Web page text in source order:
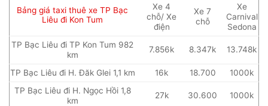
Bảng giá taxi thuê xe TP Bạc
Liêu đi Kon Tum
Xe 4
chỗ/ Xe
điện
Xe 7
chỗ
Xe
Carnival
Sedona
TP Bạc Liêu đi TP Kon Tum 982
km
7.856k 8.347k 13.748k
TP Bạc Liêu đi H. Đăk Glei 1,1 km 16k 18.700
1000k
TP Bạc Liêu đi H. Ngọc Hồi 1,8
km
27k 30.600 1000k